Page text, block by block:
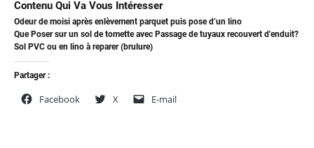
Contenu Qui Va Vous Intéresser
Odeur de moisi après enlèvement parquet puis pose d’un lino
Que Poser sur un sol de tomette avec Passage de tuyaux recouvert d'enduit?
Sol PVC ou en lino à reparer (brulure)
Partager :
Facebook X E-mail